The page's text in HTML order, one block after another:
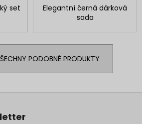
set
Elegantní černá dárková
sada
PODOBNÉ PRODUKTY